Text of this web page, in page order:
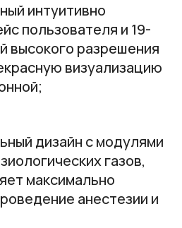
интуитивно
пользователя и 19-
высокого разрешения
визуализацию
дизайн с модулями
газов,
максимально
анестезии и